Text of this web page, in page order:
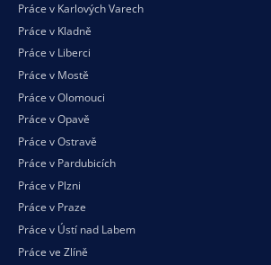
Práce v Karlových Varech
Práce v Kladně
Práce v Liberci
Práce v Mostě
Práce v Olomouci
Práce v Opavě
Práce v Ostravě
Práce v Pardubicích
Práce v Plzni
Práce v Praze
Práce v Ústí nad Labem
Práce ve Zlíně